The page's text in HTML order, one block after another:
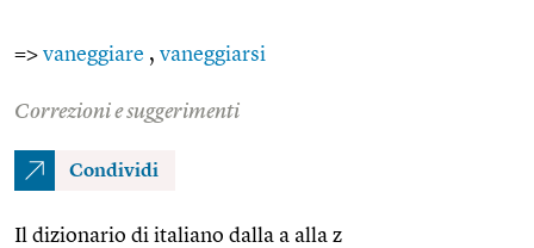
=> vaneggiare , vaneggiarsi
Correzioni e suggerimenti
Condividi
Il dizionario di italiano dalla a alla z